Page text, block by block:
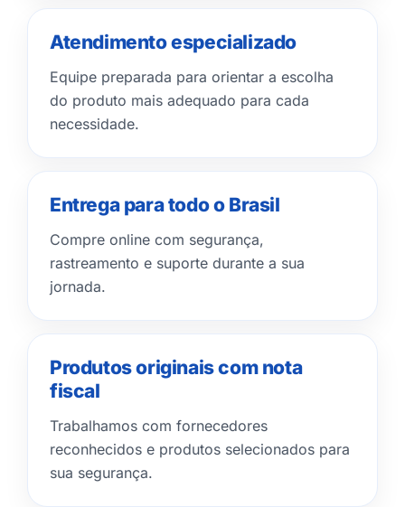
Atendimento especializado
Equipe preparada para orientar a escolha
do produto mais adequado para cada
necessidade.
Entrega para todo o Brasil
Compre online com segurança,
rastreamento e suporte durante a sua
jornada.
Produtos originais com nota
fiscal
Trabalhamos com fornecedores
reconhecidos e produtos selecionados para
sua segurança.